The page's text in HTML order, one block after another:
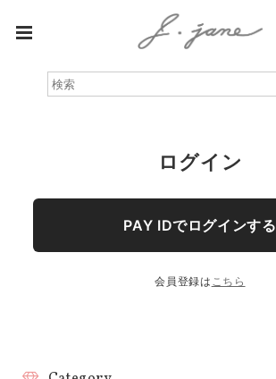
ログイン
PAY IDでログインする
会員登録は こちら